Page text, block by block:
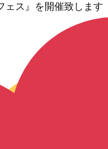
ェス』を開催致します